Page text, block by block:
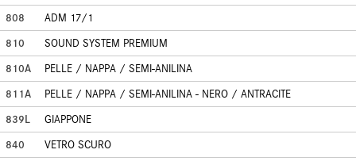
808
ADM 17/1
810
SOUND SYSTEM PREMIUM
810A
PELLE / NAPPA / SEMI-ANILINA
811A
PELLE / NAPPA / SEMI-ANILINA - NERO / ANTRACITE
839L
GIAPPONE
840
VETRO SCURO